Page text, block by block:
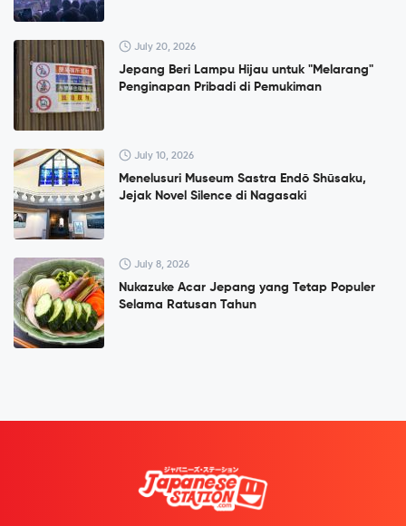
July 20, 2026
Jepang Beri Lampu Hijau untuk "Melarang"
Penginapan Pribadi di Pemukiman
July 10, 2026
Menelusuri Museum Sastra Endō Shūsaku,
Jejak Novel Silence di Nagasaki
July 8, 2026
Nukazuke Acar Jepang yang Tetap Populer
Selama Ratusan Tahun